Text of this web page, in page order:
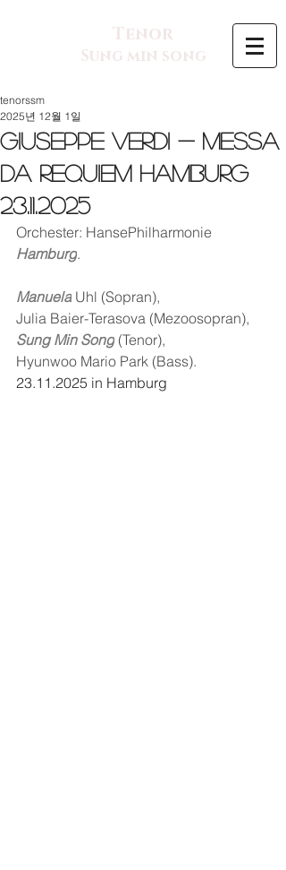
Tenor
Sung min song
Giuseppe Verdi - Messa
da Requiem Hamburg
23.11.2025
tenorssm
2025년 12월 1일
Orchester: HansePhilharmonie
Hamburg.
Manuela Uhl (Sopran),
Julia Baier-Terasova (Mezoosopran),
Sung Min Song (Tenor),
Hyunwoo Mario Park (Bass).
23.11.2025 in Hamburg